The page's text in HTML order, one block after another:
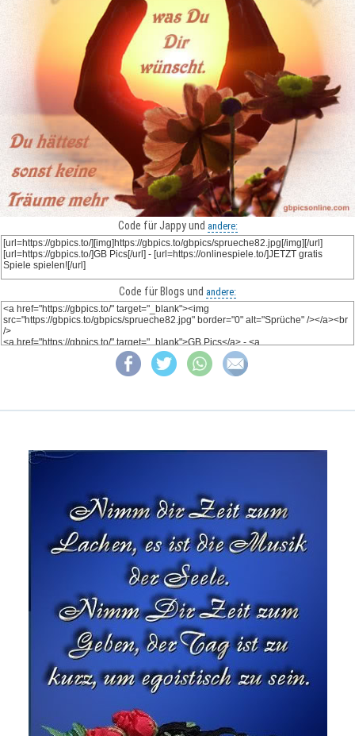
Code für Jappy und andere:
Code für Blogs und andere: